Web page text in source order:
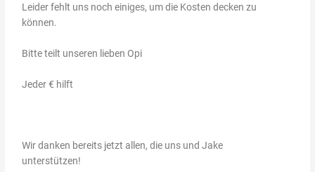
Leider fehlt uns noch einiges, um die Kosten decken zu
können.
Bitte teilt unseren lieben Opi
Jeder € hilft
Wir danken bereits jetzt allen, die uns und Jake
unterstützen!